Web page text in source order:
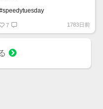
#speedy
ター #スピードマスタープロフェ
ショナル #ウルトラマン
7 1783日前